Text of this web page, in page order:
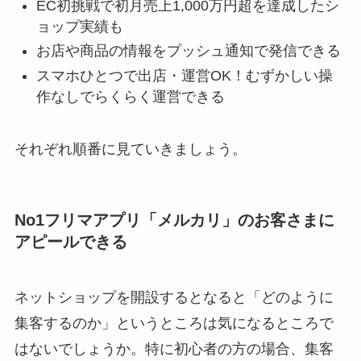
EC初挑戦で初月売上1,000万円超を達成したシ
ョップ実績も
お店や商品の情報をプッシュ通知で発信できる
スマホひとつで出店・運営OK！むずかしい操
作なしでらくらく運営できる
それぞれ順番に見ていきましょう。
No1フリマアプリ「メルカリ」のお客さまに
アピールできる
ネットショップを開設するとなると「どのように
集客するのか」というところは気になるところで
はないでしょうか。特に初心者の方の場合、集客